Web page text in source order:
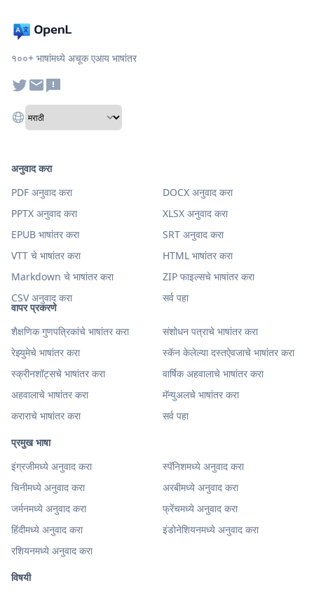
१००+ भाषांमध्ये अचूक एआय भाषांतर
वापर प्रकरणे
शैक्षणिक गुणपत्रिकांचे भाषांतर करा
संशोधन पत्राचे भाषांतर करा
रेझ्युमेचे भाषांतर करा
स्कॅन केलेल्या दस्तऐवजाचे भाषांतर करा
स्क्रीनशॉट्सचे भाषांतर करा
वार्षिक अहवालाचे भाषांतर करा
अहवालाचे भाषांतर करा
मॅन्युअलचे भाषांतर करा
कराराचे भाषांतर करा
सर्व पहा
प्रमुख भाषा
इंग्रजीमध्ये अनुवाद करा
स्पॅनिशमध्ये अनुवाद करा
चिनीमध्ये अनुवाद करा
अरबीमध्ये अनुवाद करा
जर्मनमध्ये अनुवाद करा
फ्रेंचमध्ये अनुवाद करा
हिंदीमध्ये अनुवाद करा
इंडोनेशियनमध्ये अनुवाद करा
रशियनमध्ये अनुवाद करा
अनुवाद करा
PDF अनुवाद करा
DOCX अनुवाद करा
PPTX अनुवाद करा
XLSX अनुवाद करा
EPUB भाषांतर करा
SRT अनुवाद करा
VTT चे भाषांतर करा
HTML भाषांतर करा
Markdown चे भाषांतर करा
ZIP फाइल्सचे भाषांतर करा
CSV अनुवाद करा
सर्व पहा
विषयी